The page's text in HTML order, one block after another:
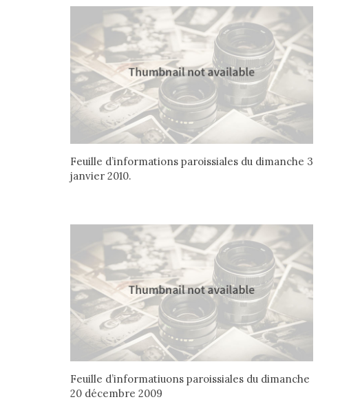
Feuille d’informations paroissiales du dimanche 3
janvier 2010.
Feuille d’informatiuons paroissiales du dimanche
20 décembre 2009